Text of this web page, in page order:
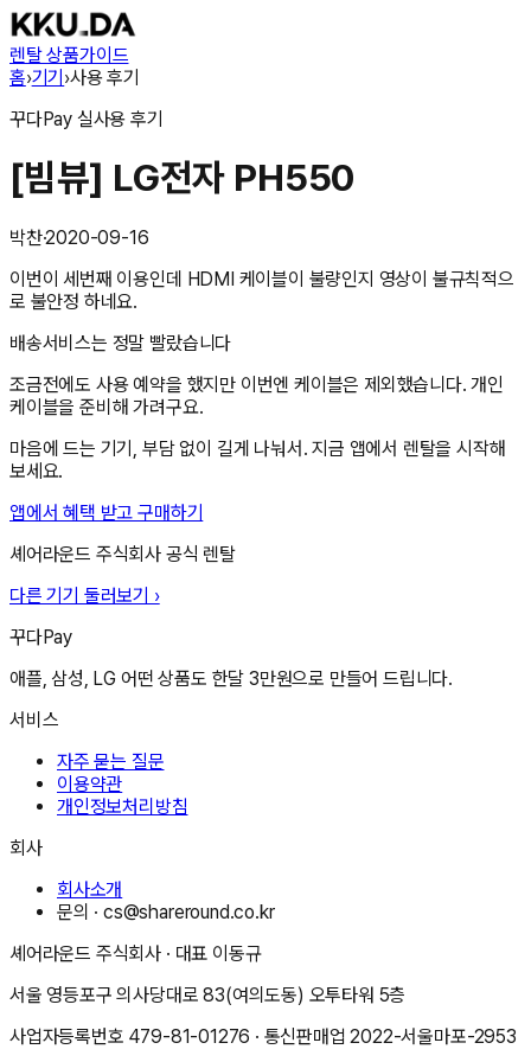
렌탈 상품가이드
홈›기기›사용 후기
꾸다Pay 실사용 후기
[빔뷰] LG전자 PH550
박찬·2020-09-16
이번이 세번째 이용인데 HDMI 케이블이 불량인지 영상이 불규칙적으
로 불안정 하네요.
배송서비스는 정말 빨랐습니다
조금전에도 사용 예약을 했지만 이번엔 케이블은 제외했습니다. 개인
케이블을 준비해 가려구요.
마음에 드는 기기, 부담 없이 길게 나눠서. 지금 앱에서 렌탈을 시작해
보세요.
앱에서 혜택 받고 구매하기
셰어라운드 주식회사 공식 렌탈
다른 기기 둘러보기 ›
꾸다Pay
애플, 삼성, LG 어떤 상품도 한달 3만원으로 만들어 드립니다.
서비스
자주 묻는 질문
이용약관
개인정보처리방침
회사
회사소개
문의 ·cs@shareround.co.kr
셰어라운드 주식회사 · 대표 이동규
서울 영등포구 의사당대로 83(여의도동) 오투타워 5층
사업자등록번호 479-81-01276 · 통신판매업2022-서울마포-2953